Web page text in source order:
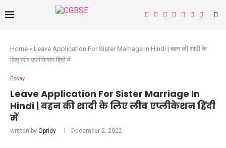
Home » Leave Application For Sister Marriage In Hindi | बहन की शादी के
लिए लीव एप्लीकेशन हिंदी में
Essay
Leave Application For Sister Marriage In
Hindi | बहन की शादी के लिए लीव एप्लीकेशन हिंदी
में
written by Opridy December 2, 2022